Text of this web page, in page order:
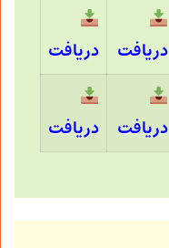
دریافت دریافت
دریافت دریافت